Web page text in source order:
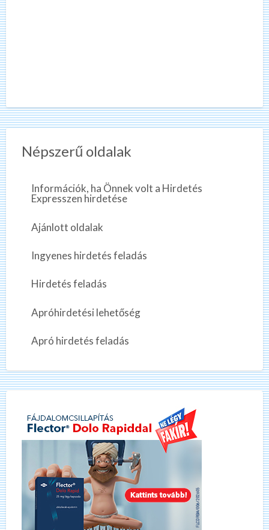
Népszerű oldalak
Információk, ha Önnek volt a Hirdetés
Expresszen hirdetése
Ajánlott oldalak
Ingyenes hirdetés feladás
Hirdetés feladás
Apróhirdetési lehetőség
Apró hirdetés feladás